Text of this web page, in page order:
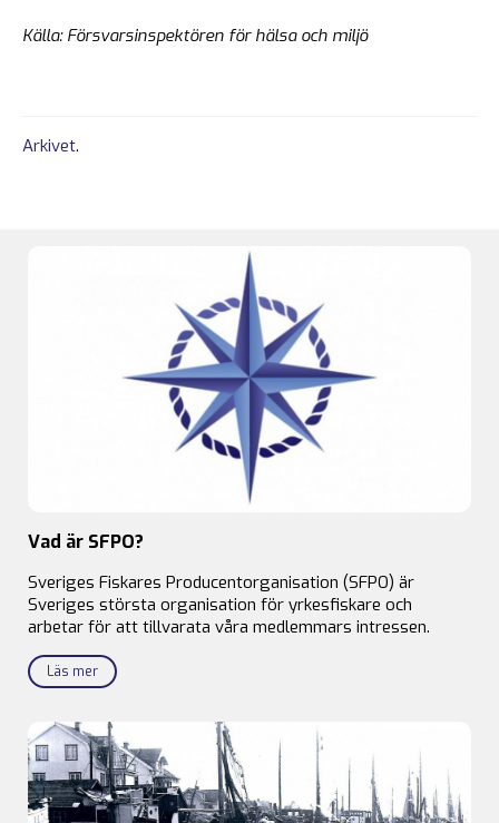
Källa: Försvarsinspektören för hälsa och miljö
Arkivet.
Vad är SFPO?
Sveriges Fiskares Producentorganisation (SFPO) är
Sveriges största organisation för yrkesfiskare och
arbetar för att tillvarata våra medlemmars intressen.
Läs mer